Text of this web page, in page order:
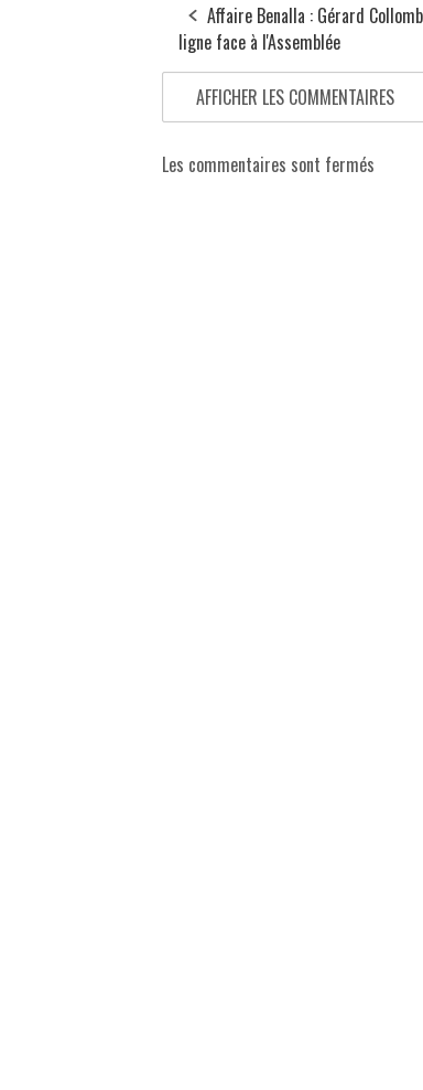
Affaire Benalla : Gérard
ligne face à l'Assemblée
AFFICHER LES COMMENTAIRES
Les commentaires sont fermés